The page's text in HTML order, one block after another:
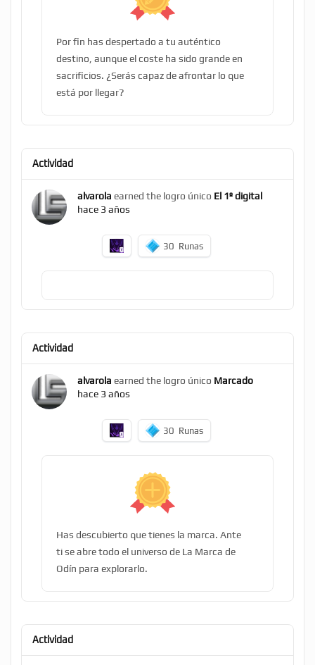
Por fin has despertado a tu auténtico
destino, aunque el coste ha sido grande en
sacrificios. ¿Serás capaz de afrontar lo que
está por llegar?
Actividad
alvarola earned the logro único El 1º digital
hace 3 años
30 Runas
Actividad
alvarola earned the logro único Marcado
hace 3 años
30 Runas
Has descubierto que tienes la marca. Ante
ti se abre todo el universo de La Marca de
Odín para explorarlo.
Actividad